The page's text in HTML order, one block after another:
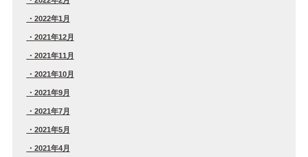
2022年1月
2021年12月
2021年11月
2021年10月
2021年9月
2021年7月
2021年5月
2021年4月